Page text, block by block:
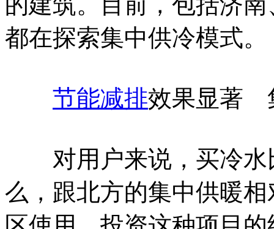
都在探索集中供冷模式。
节能减排效果显著
对用户来说，买冷水
么，跟北方的集中供暖